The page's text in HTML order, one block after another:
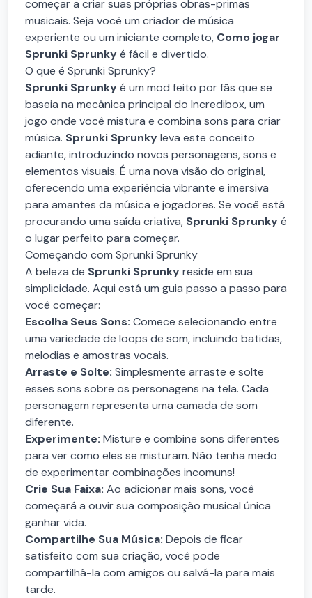
começar a criar suas próprias obras-primas
musicais. Seja você um criador de música
experiente ou um iniciante completo, Como jogar
Sprunki Sprunkyé fácil e divertido.
O que é Sprunki Sprunky?
Sprunki Sprunkyé um mod feito por fãs que se
baseia na mecânica principal do Incredibox, um
jogo onde você mistura e combina sons para criar
música. Sprunki Sprunkyleva este conceito
adiante, introduzindo novos personagens, sons e
elementos visuais. É uma nova visão do original,
oferecendo uma experiência vibrante e imersiva
para amantes da música e jogadores. Se você está
procurando uma saída criativa, Sprunki Sprunkyé
o lugar perfeito para começar.
Começando com Sprunki Sprunky
A beleza de Sprunki Sprunkyreside em sua
simplicidade. Aqui está um guia passo a passo para
você começar:
Escolha Seus Sons: Comece selecionando entre
uma variedade de loops de som, incluindo batidas,
melodias e amostras vocais.
Arraste e Solte: Simplesmente arraste e solte
esses sons sobre os personagens na tela. Cada
personagem representa uma camada de som
diferente.
Experimente: Misture e combine sons diferentes
para ver como eles se misturam. Não tenha medo
de experimentar combinações incomuns!
Crie Sua Faixa: Ao adicionar mais sons, você
começará a ouvir sua composição musical única
ganhar vida.
Compartilhe Sua Música: Depois de ficar
satisfeito com sua criação, você pode
compartilhá-la com amigos ou salvá-la para mais
tarde.